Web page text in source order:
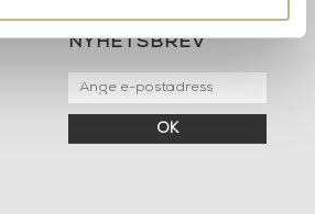
NYHETSBREV
OK